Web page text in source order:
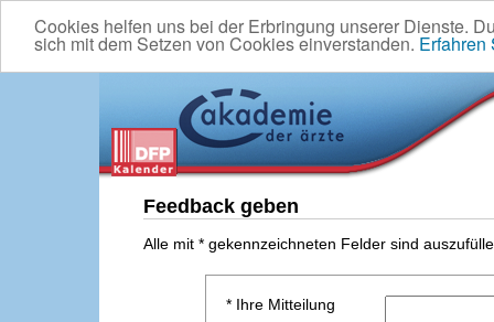
Cookies helfen uns bei der Erbringung unserer Dienste.
sich mit dem Setzen von Cookies einverstanden. Erfahren
Feedback geben
Alle mit * gekennzeichneten Felder sind
* Ihre Mitteilung